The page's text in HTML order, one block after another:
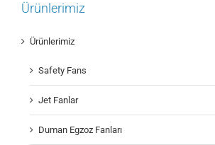
Ürünlerimiz
Ürünlerimiz
Safety Fans
Jet Fanlar
Duman Egzoz Fanları